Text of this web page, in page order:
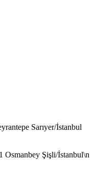
Sarıyer/İstanbul
Osmanbey Şişli/İstanbul\n